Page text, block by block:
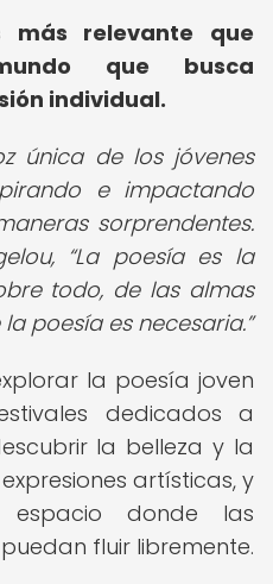
más relevante que
que busca
individual.
única de los jóvenes
e impactando
sorprendentes.
La poesía es la
todo, de las almas
poesía es necesaria.
la poesía joven
dedicados a
la belleza y la
artísticas, y
donde las
fluir libremente.